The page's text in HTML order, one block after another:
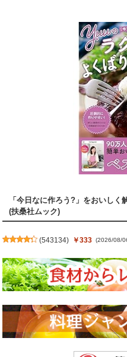
「今日なに作ろう?」をおいし
(扶桑社ムック)
(543134) ￥333 (2026/08/